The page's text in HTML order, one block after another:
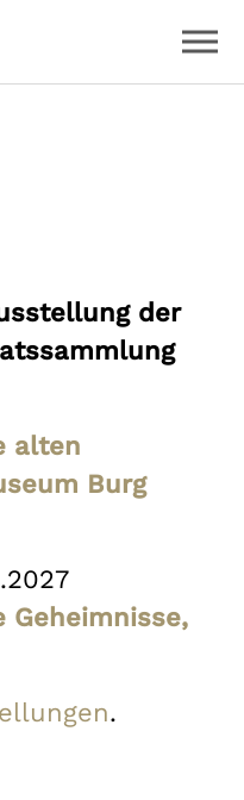
der
alten
Burg
Geheimnisse,
.